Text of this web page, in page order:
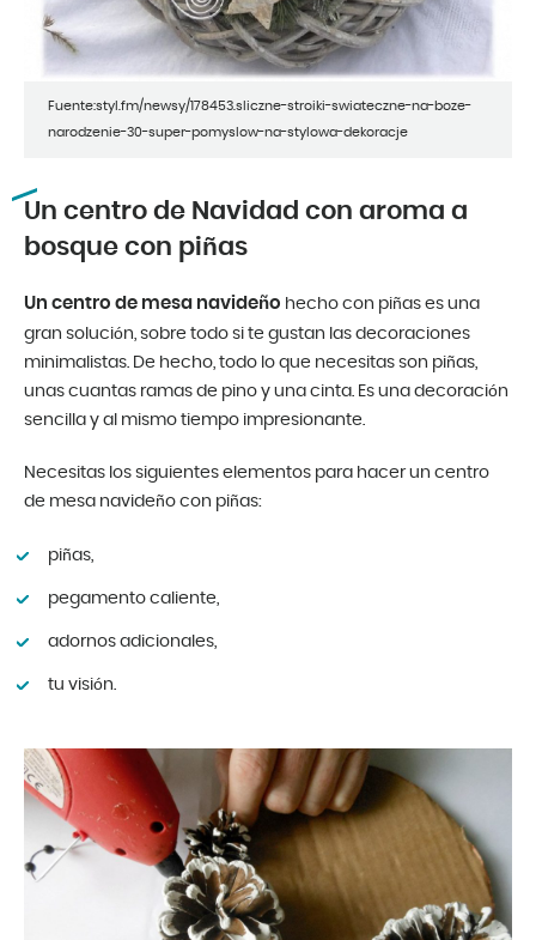
Fuente:styl.fm/newsy/178453.sliczne-stroiki-swiateczne-na-boze-
narodzenie-30-super-pomyslow-na-stylowa-dekoracje
Un centro de Navidad con aroma a
bosque con piñas
Un centro de mesa navideño hecho con piñas es una
gran solución, sobre todo si te gustan las decoraciones
minimalistas. De hecho, todo lo que necesitas son piñas,
unas cuantas ramas de pino y una cinta. Es una decoración
sencilla y al mismo tiempo impresionante.
Necesitas los siguientes elementos para hacer un centro
de mesa navideño con piñas:
piñas,
pegamento caliente,
adornos adicionales,
tu visión.